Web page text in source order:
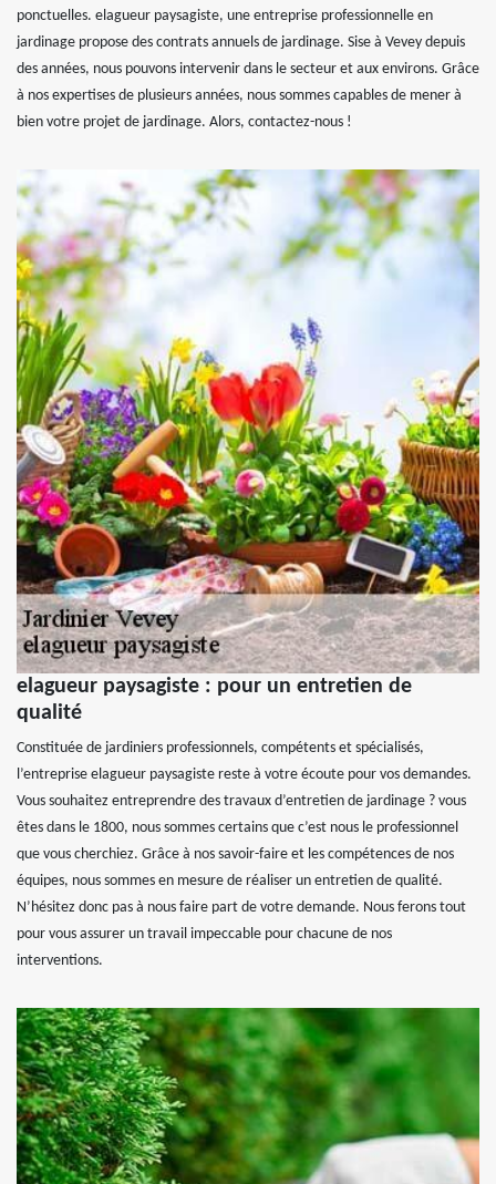
ponctuelles. elagueur paysagiste, une entreprise professionnelle en
jardinage propose des contrats annuels de jardinage. Sise à Vevey depuis
des années, nous pouvons intervenir dans le secteur et aux environs. Grâce
à nos expertises de plusieurs années, nous sommes capables de mener à
bien votre projet de jardinage. Alors, contactez-nous !
elagueur paysagiste : pour un entretien de
qualité
Constituée de jardiniers professionnels, compétents et spécialisés,
l’entreprise elagueur paysagiste reste à votre écoute pour vos demandes.
Vous souhaitez entreprendre des travaux d’entretien de jardinage ? vous
êtes dans le 1800, nous sommes certains que c’est nous le professionnel
que vous cherchiez. Grâce à nos savoir-faire et les compétences de nos
équipes, nous sommes en mesure de réaliser un entretien de qualité.
N’hésitez donc pas à nous faire part de votre demande. Nous ferons tout
pour vous assurer un travail impeccable pour chacune de nos
interventions.